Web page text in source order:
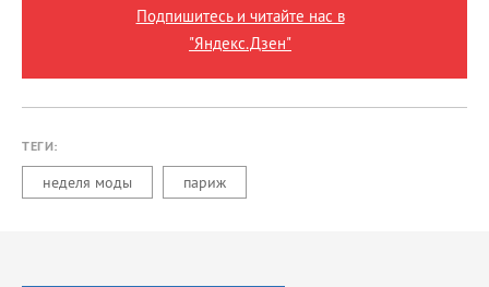
Подпишитесь и читайте нас в
"Яндекс.Дзен"
ТЕГИ:
неделя моды париж